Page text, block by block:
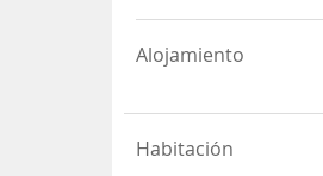
Alojamiento
Habitación